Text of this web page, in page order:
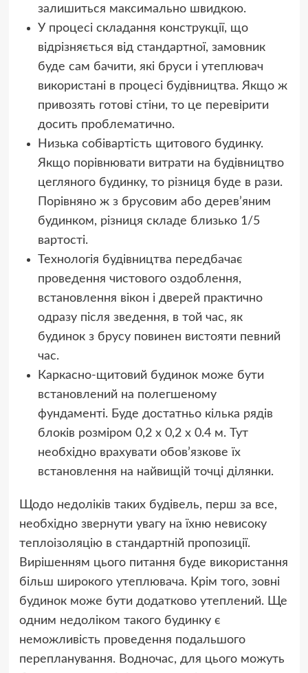
залишиться максимально швидкою.
У процесі складання конструкції, що
відрізняється від стандартної, замовник
буде сам бачити, які бруси і утеплювач
використані в процесі будівництва. Якщо ж
привозять готові стіни, то це перевірити
досить проблематично.
Низька собівартість щитового будинку.
Якщо порівнювати витрати на будівництво
цегляного будинку, то різниця буде в рази.
Порівняно ж з брусовим або дерев’яним
будинком, різниця складе близько 1/5
вартості.
Технологія будівництва передбачає
проведення чистового оздоблення,
встановлення вікон і дверей практично
одразу після зведення, в той час, як
будинок з брусу повинен вистояти певний
час.
Каркасно-щитовий будинок може бути
встановлений на полегшеному
фундаменті. Буде достатньо кілька рядів
блоків розміром 0,2 х 0,2 х 0.4 м. Тут
необхідно врахувати обов’язкове їх
встановлення на найвищій точці ділянки.
Щодо недоліків таких будівель, перш за все,
необхідно звернути увагу на їхню невисоку
теплоізоляцію в стандартній пропозиції.
Вирішенням цього питання буде використання
більш широкого утеплювача. Крім того, зовні
будинок може бути додатково утеплений. Ще
одним недоліком такого будинку є
неможливість проведення подальшого
перепланування. Водночас, для цього можуть